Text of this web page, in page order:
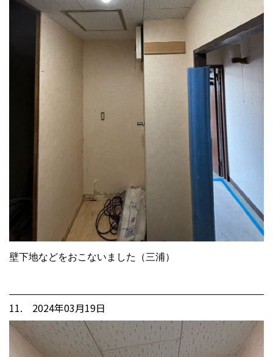
壁下地などをおこないました（三浦）
11. 2024年03月19日